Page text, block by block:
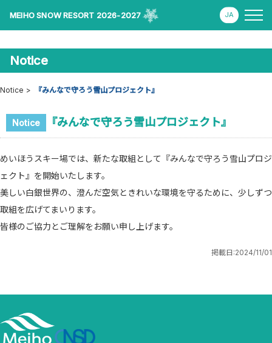
MEIHO SNOW RESORT 2026-2027
Notice
Notice 『みんなで守ろう雪山プロジェクト』
Notice 『みんなで守ろう雪山プロジェクト』
めいほうスキー場では、新たな取組として『みんなで守ろう雪山プロジ
ェクト』を開始いたします。
美しい白銀世界の、澄んだ空気ときれいな環境を守るために、少しずつ
取組を広げてまいります。
皆様のご協力とご理解をお願い申し上げます。
掲載日:2024/11/01